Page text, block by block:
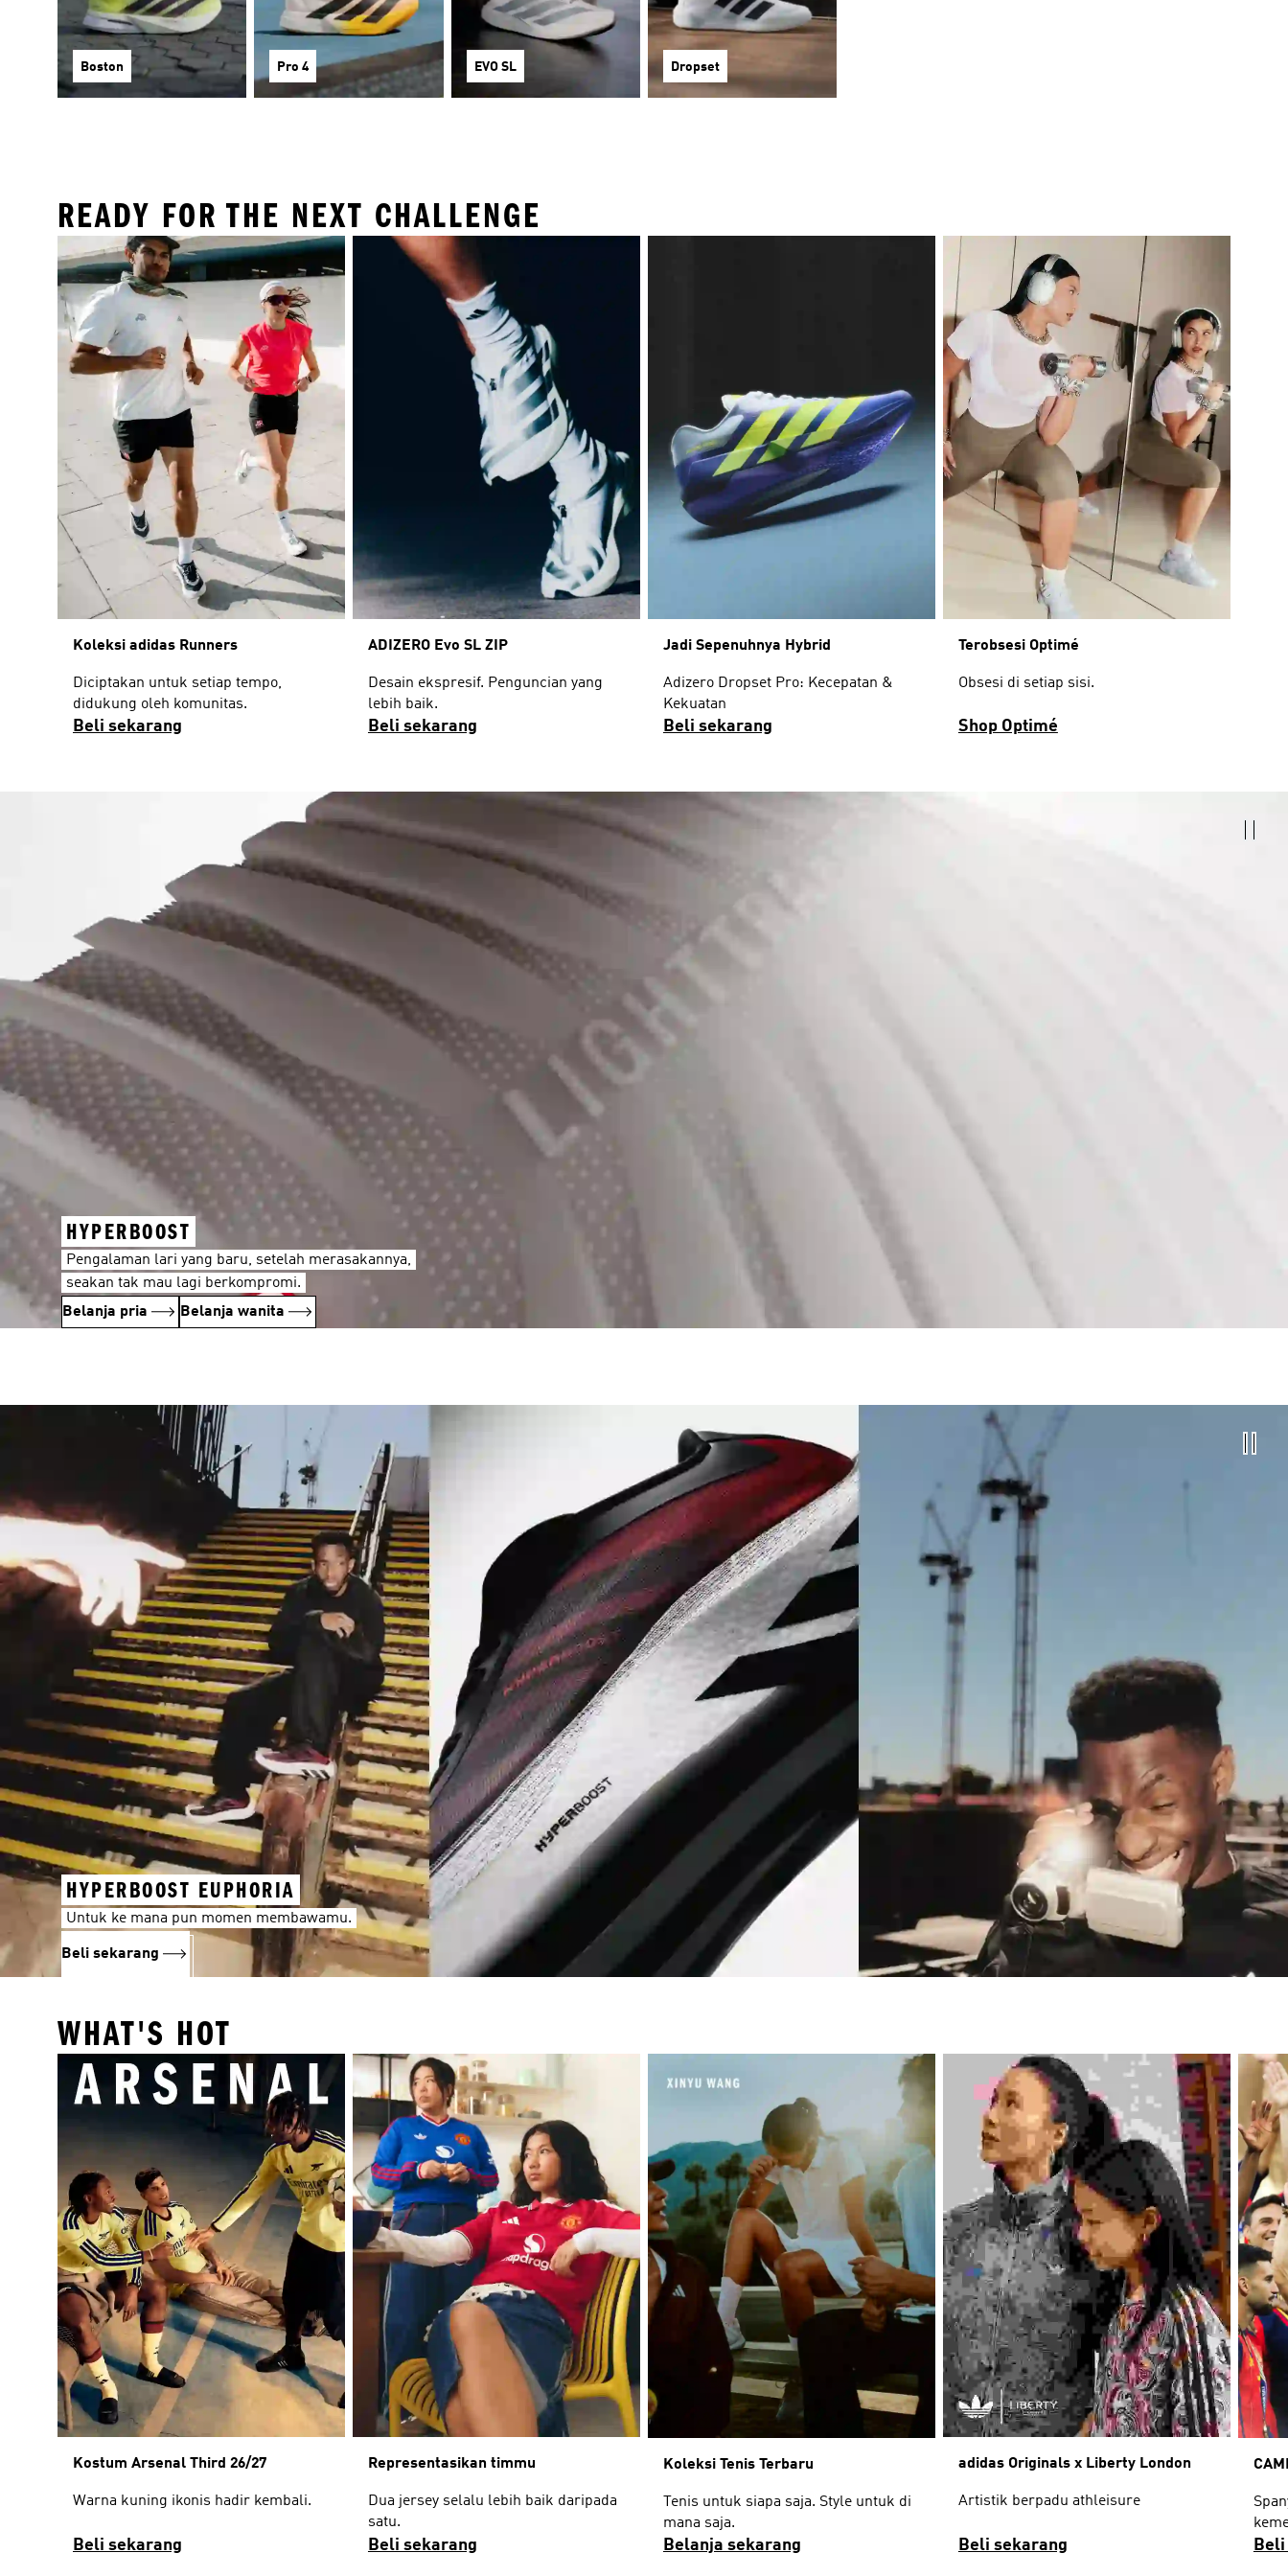
Boston Pro 4 EVO SL Dropset
READY FOR THE NEXT CHALLENGE
Koleksi adidas Runners
Diciptakan untuk setiap tempo,
didukung oleh komunitas.
Beli sekarang
ADIZERO Evo SL ZIP
Desain ekspresif. Penguncian yang
lebih baik.
Beli sekarang
Jadi Sepenuhnya Hybrid
Adizero Dropset Pro: Kecepatan &
Kekuatan
Beli sekarang
Terobsesi Optimé
Obsesi di setiap sisi.
Shop Optimé
HYPERBOOST
Pengalaman lari yang baru, setelah merasakannya,
seakan tak mau lagi berkompromi.
Belanja pria
Belanja wanita
HYPERBOOST EUPHORIA
Untuk ke mana pun momen membawamu.
Beli sekarang
WHAT'S HOT
Kostum Arsenal Third 26/27
Warna kuning ikonis hadir kembali.
Beli sekarang
Representasikan timmu
Dua jersey selalu lebih baik daripada
satu.
Beli sekarang
Koleksi Tenis Terbaru
Tenis untuk siapa saja. Style untuk di
mana saja.
Belanja sekarang
adidas Originals x Liberty London
Artistik berpadu athleisure
Beli sekarang